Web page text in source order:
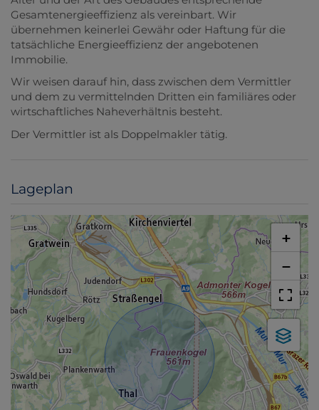
Gesamtenergieeffizienz als vereinbart. Wir
übernehmen keinerlei Gewähr oder Haftung für die
tatsächliche Energieeffizienz der angebotenen
Immobilie.
Wir weisen darauf hin, dass zwischen dem Vermittler
und dem zu vermittelnden Dritten ein familiäres oder
wirtschaftliches Naheverhältnis besteht.
Der Vermittler ist als Doppelmakler tätig.
Lageplan
+
−